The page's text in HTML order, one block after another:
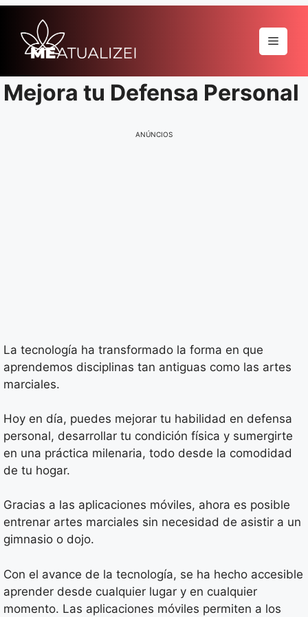
para
Menu
Mejora tu Defensa Personal
ANÚNCIOS
La tecnología ha transformado la forma en que
aprendemos disciplinas tan antiguas como las artes
marciales.
Hoy en día, puedes mejorar tu habilidad en defensa
personal, desarrollar tu condición física y sumergirte
en una práctica milenaria, todo desde la comodidad
de tu hogar.
Gracias a las aplicaciones móviles, ahora es posible
entrenar artes marciales sin necesidad de asistir a un
gimnasio o dojo.
Con el avance de la tecnología, se ha hecho accesible
aprender desde cualquier lugar y en cualquier
momento. Las aplicaciones móviles permiten a los